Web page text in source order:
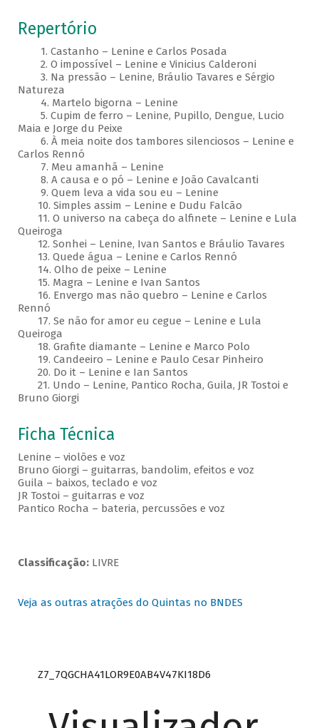
Repertório
1. Castanho – Lenine e Carlos Posada
2. O impossível – Lenine e Vinicius Calderoni
3. Na pressão – Lenine, Bráulio Tavares e Sérgio
Natureza
4. Martelo bigorna – Lenine
5. Cupim de ferro – Lenine, Pupillo, Dengue, Lucio
Maia e Jorge du Peixe
6. À meia noite dos tambores silenciosos – Lenine e
Carlos Rennó
7. Meu amanhã – Lenine
8. A causa e o pó – Lenine e João Cavalcanti
9. Quem leva a vida sou eu – Lenine
10. Simples assim – Lenine e Dudu Falcão
11. O universo na cabeça do alfinete – Lenine e Lula
Queiroga
12. Sonhei – Lenine, Ivan Santos e Bráulio Tavares
13. Quede água – Lenine e Carlos Rennó
14. Olho de peixe – Lenine
15. Magra – Lenine e Ivan Santos
16. Envergo mas não quebro – Lenine e Carlos
Rennó
17. Se não for amor eu cegue – Lenine e Lula
Queiroga
18. Grafite diamante – Lenine e Marco Polo
19. Candeeiro – Lenine e Paulo Cesar Pinheiro
20. Do it – Lenine e Ian Santos
21. Undo – Lenine, Pantico Rocha, Guila, JR Tostoi e
Bruno Giorgi
Ficha Técnica
Lenine – violões e voz
Bruno Giorgi – guitarras, bandolim, efeitos e voz
Guila – baixos, teclado e voz
JR Tostoi – guitarras e voz
Pantico Rocha – bateria, percussões e voz
Classificação: LIVRE
Veja as outras atrações do Quintas no BNDES
Z7_7QGCHA41LOR9E0AB4V47KI18D6